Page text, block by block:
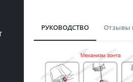
РУКОВОДСТВО Отзывы